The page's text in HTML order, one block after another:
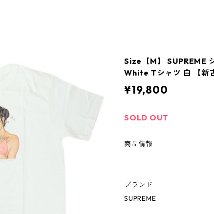
Size【M】 SUPREME
White Tシャツ 白 【新
¥19,800
SOLD OUT
商品情報
ブランド
SUPREME